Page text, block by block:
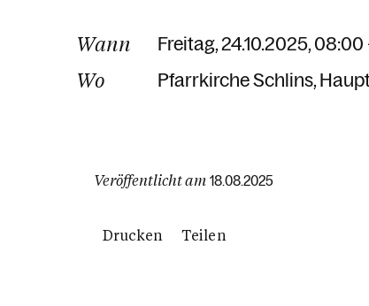
Wann Freitag, 24.10.2025,
Wo Pfarrkirche Schlins
Veröffentlicht am 18.08.2025
Drucken Teilen